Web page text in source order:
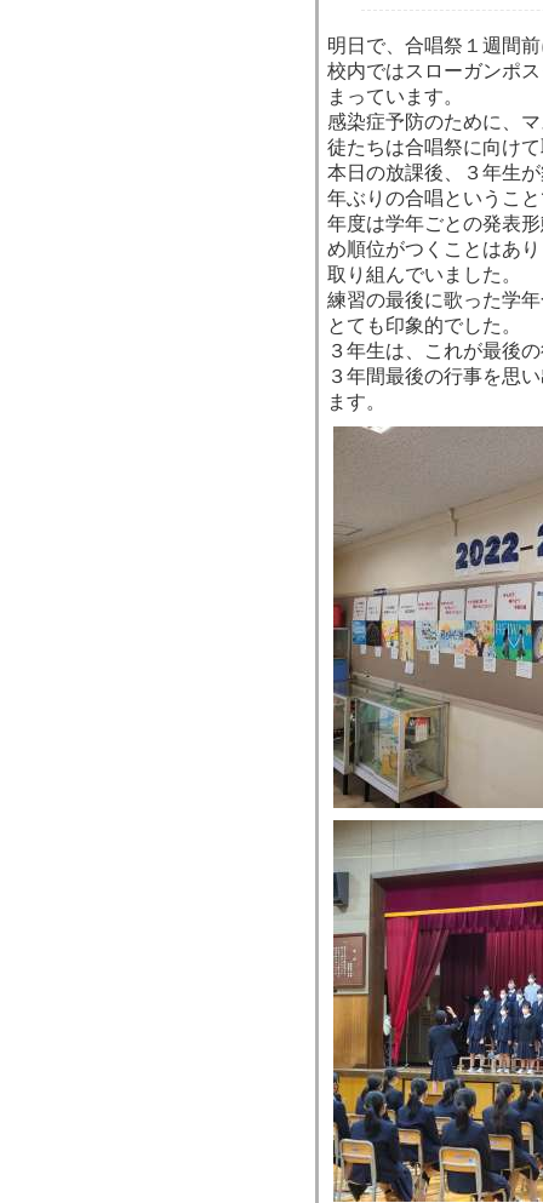
明日で、合唱祭１週間
校内ではスローガンポ
まっています。
感染症予防のために、
徒たちは合唱祭に向け
本日の放課後、３年生
年ぶりの合唱というこ
年度は学年ごとの発表
め順位がつくことはあ
取り組んでいました。
練習の最後に歌った学
とても印象的でした。
３年生は、これが最後
３年間最後の行事を思
ます。